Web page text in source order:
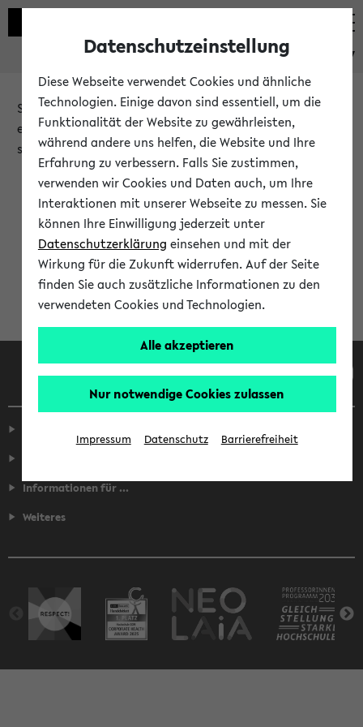
eKVV
Sie möchten auf eine eKVV Funktion zugreifen, die Ihnen
erst nach einer Anmeldung am System zur Verfügung
steht.
Bitte melden Sie sich an:
Anmeldung am eKVV
Informationen für ...
Weiteres
Datenschutzeinstellung
Diese Webseite verwendet Cookies und ähnliche
Technologien. Einige davon sind essentiell, um die
Funktionalität der Website zu gewährleisten,
während andere uns helfen, die Website und Ihre
Erfahrung zu verbessern. Falls Sie zustimmen,
verwenden wir Cookies und Daten auch, um Ihre
Interaktionen mit unserer Webseite zu messen. Sie
können Ihre Einwilligung jederzeit unter
Datenschutzerklärung einsehen und mit der
Wirkung für die Zukunft widerrufen. Auf der Seite
finden Sie auch zusätzliche Informationen zu den
verwendeten Cookies und Technologien.
Alle akzeptieren
Nur notwendige Cookies zulassen
Impressum Datenschutz Barrierefreiheit